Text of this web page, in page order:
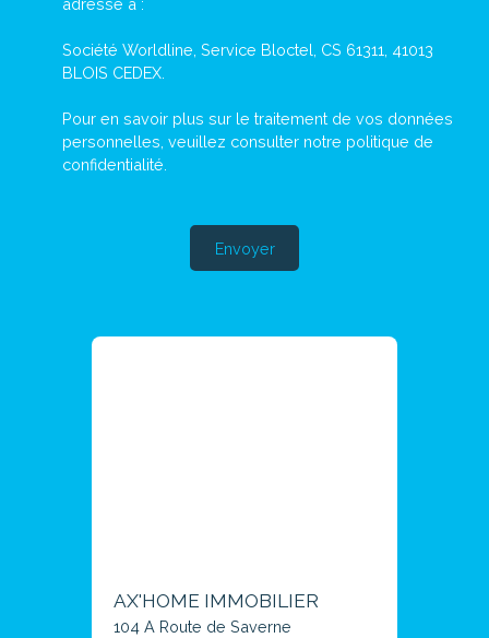
adressé à :
Société Worldline, Service Bloctel, CS 61311, 41013
BLOIS CEDEX.
Pour en savoir plus sur le traitement de vos données
personnelles, veuillez consulter notre politique de
confidentialité
Envoyer
AX'HOME IMMOBILIER
104 A Route de Saverne